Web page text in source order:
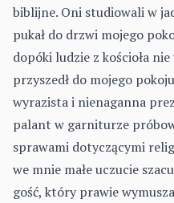
biblijne. Oni studiowali w
pukał do drzwi mojego
dopóki ludzie z kościoła
przyszedł do mojego
wyrazista i nienaganna
palant w garniturze
sprawami dotyczącymi
we mnie małe uczucie
gość, który prawie